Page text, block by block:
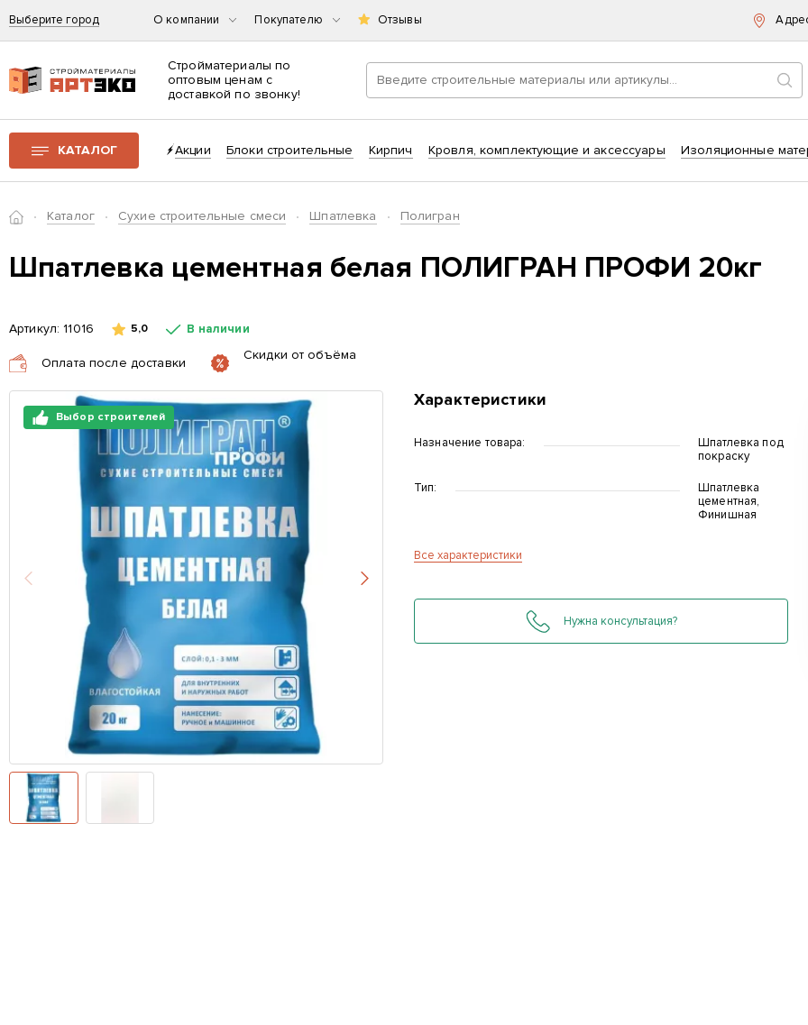
Выберите город О компании Покупателю Отзывы
Интернет-магазин строительных материалов «АРТЭКО»
Стройматериалы по
оптовым ценам с
доставкой по звонку!
КАТАЛОГ Акции Блоки строительные Кирпич Кровля, комплектующие и аксессуары Изоляционные
ГлавнаяКаталог Сухие строительные смеси Шпатлевка Полигран
Шпатлевка цементная белая ПОЛИГРАН ПРОФИ 20кг
Артикул:11016 5,0 В наличии
Оплата после доставки
Скидки от объёма
Назад Вперед
Выбор строителей
Характеристики
Назначение товара:
Шпатлевка под
покраску
Тип:
Шпатлевка
цементная,
Финишная
Все характеристики
Нужна консультация?